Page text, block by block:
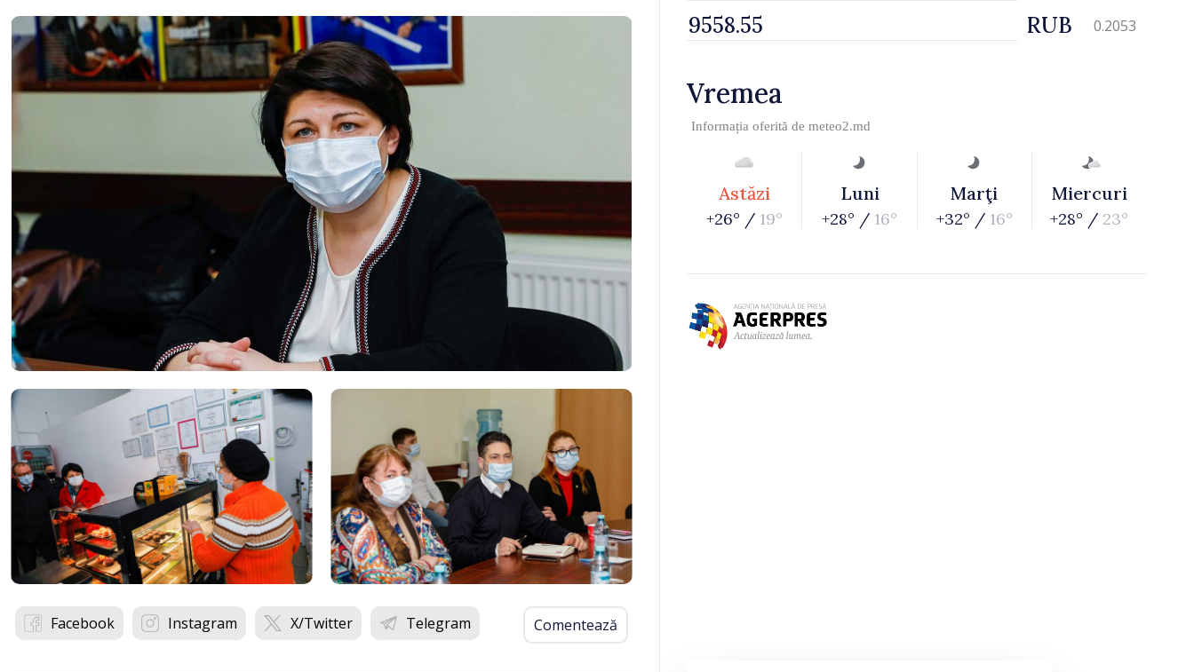
Facebook Instagram X/Twitter Telegram Comentează
RUB 0.2053
Vremea
Informația oferită de meteo2.md
Astăzi
+26° / 19°
Luni
+28° / 16°
Marţi
+32° / 16°
Miercuri
+28° / 23°